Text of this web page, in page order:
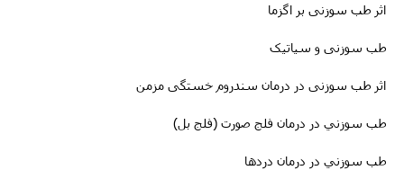
اثر طب سوزنی بر اگزما
طب سوزنی و سیاتیک
اثر طب سوزنی در درمان سندروم خستگی مزمن
طب سوزني در درمان فلج صورت (فلج بل)
طب سوزني در درمان دردها